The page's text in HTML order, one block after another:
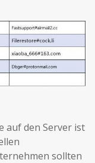
auf den Server ist
sollten